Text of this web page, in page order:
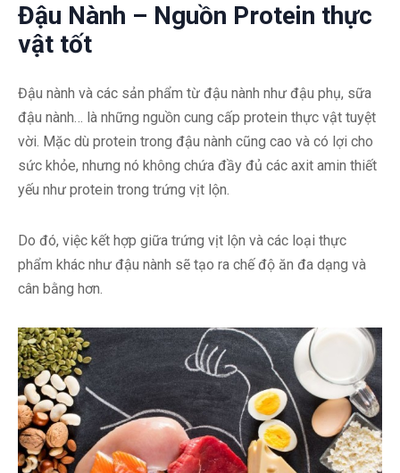
Đậu Nành – Nguồn Protein thực
vật tốt
Đậu nành và các sản phẩm từ đậu nành như đậu phụ, sữa
đậu nành… là những nguồn cung cấp protein thực vật tuyệt
vời. Mặc dù protein trong đậu nành cũng cao và có lợi cho
sức khỏe, nhưng nó không chứa đầy đủ các axit amin thiết
yếu như protein trong trứng vịt lộn.
Do đó, việc kết hợp giữa trứng vịt lộn và các loại thực
phẩm khác như đậu nành sẽ tạo ra chế độ ăn đa dạng và
cân bằng hơn.